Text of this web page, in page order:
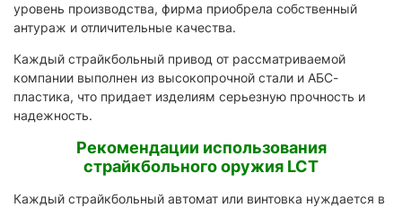
уровень производства, фирма приобрела собственный
антураж и отличительные качества.
Каждый страйкбольный привод от рассматриваемой
компании выполнен из высокопрочной стали и АБС-
пластика, что придает изделиям серьезную прочность и
надежность.
Рекомендации использования
страйкбольного оружия LCT
Каждый страйкбольный автомат или винтовка нуждается в